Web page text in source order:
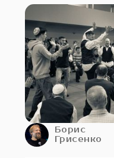
Борис
Грисенко